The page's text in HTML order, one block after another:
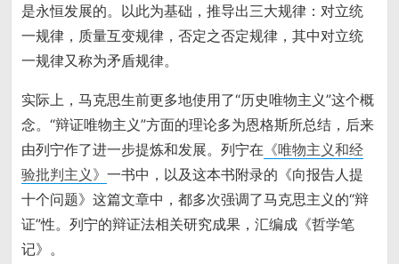
是永恒发展的。以此为基础，推导出三大规律：对立统
一规律，质量互变规律，否定之否定规律，其中对立统
一规律又称为矛盾规律。
实际上，马克思生前更多地使用了“历史唯物主义”这个概
念。“辩证唯物主义”方面的理论多为恩格斯所总结，后来
由列宁作了进一步提炼和发展。列宁在 《唯物主义和经
验批判主义》一书中，以及这本书附录的《向报告人提
十个问题》这篇文章中，都多次强调了马克思主义的“辩
证”性。列宁的辩证法相关研究成果，汇编成《哲学笔
记》。